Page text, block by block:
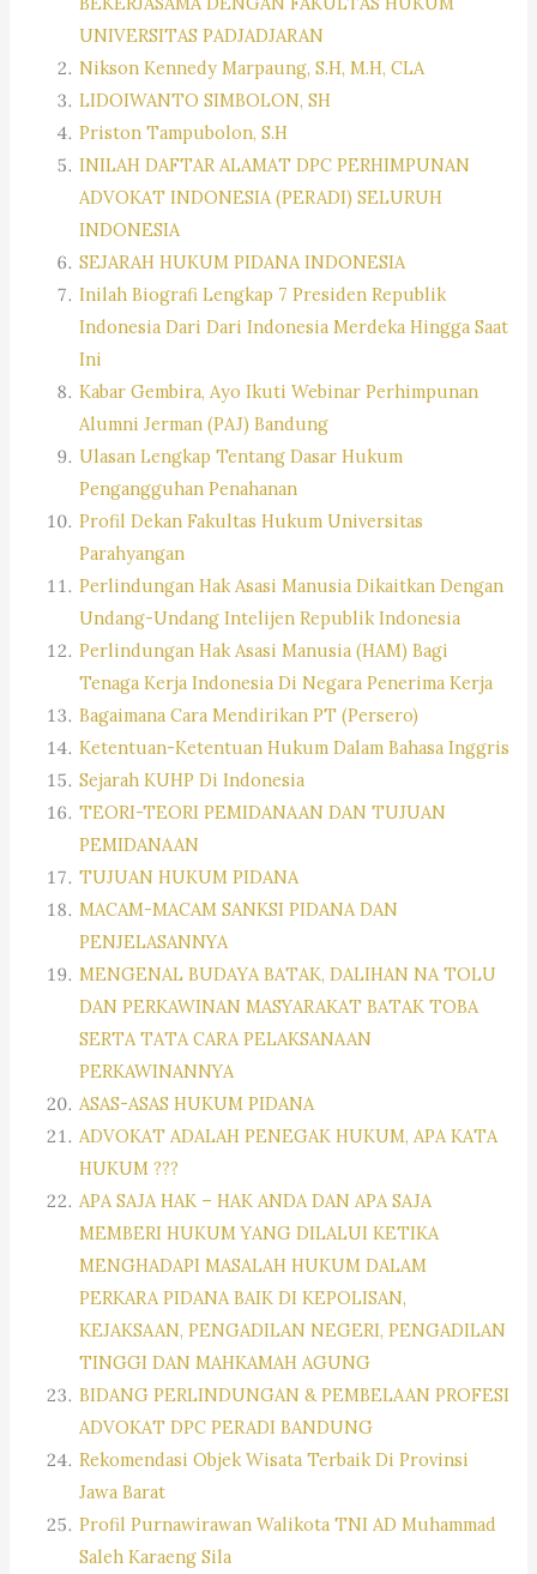
UNIVERSITAS PADJADJARAN
Nikson Kennedy Marpaung, S.H, M.H, CLA
LIDOIWANTO SIMBOLON, SH
Priston Tampubolon, S.H
INILAH DAFTAR ALAMAT DPC PERHIMPUNAN
ADVOKAT INDONESIA (PERADI) SELURUH
INDONESIA
SEJARAH HUKUM PIDANA INDONESIA
Inilah Biografi Lengkap 7 Presiden Republik
Indonesia Dari Dari Indonesia Merdeka Hingga Saat
Ini
Kabar Gembira, Ayo Ikuti Webinar Perhimpunan
Alumni Jerman (PAJ) Bandung
Ulasan Lengkap Tentang Dasar Hukum
Pengangguhan Penahanan
Profil Dekan Fakultas Hukum Universitas
Parahyangan
Perlindungan Hak Asasi Manusia Dikaitkan Dengan
Undang-Undang Intelijen Republik Indonesia
Perlindungan Hak Asasi Manusia (HAM) Bagi
Tenaga Kerja Indonesia Di Negara Penerima Kerja
Bagaimana Cara Mendirikan PT (Persero)
Ketentuan-Ketentuan Hukum Dalam Bahasa Inggris
Sejarah KUHP Di Indonesia
TEORI-TEORI PEMIDANAAN DAN TUJUAN
PEMIDANAAN
TUJUAN HUKUM PIDANA
MACAM-MACAM SANKSI PIDANA DAN
PENJELASANNYA
MENGENAL BUDAYA BATAK, DALIHAN NA TOLU
DAN PERKAWINAN MASYARAKAT BATAK TOBA
SERTA TATA CARA PELAKSANAAN
PERKAWINANNYA
ASAS-ASAS HUKUM PIDANA
ADVOKAT ADALAH PENEGAK HUKUM, APA KATA
HUKUM ???
APA SAJA HAK – HAK ANDA DAN APA SAJA
MEMBERI HUKUM YANG DILALUI KETIKA
MENGHADAPI MASALAH HUKUM DALAM
PERKARA PIDANA BAIK DI KEPOLISAN,
KEJAKSAAN, PENGADILAN NEGERI, PENGADILAN
TINGGI DAN MAHKAMAH AGUNG
BIDANG PERLINDUNGAN & PEMBELAAN PROFESI
ADVOKAT DPC PERADI BANDUNG
Rekomendasi Objek Wisata Terbaik Di Provinsi
Jawa Barat
Profil Purnawirawan Walikota TNI AD Muhammad
Saleh Karaeng Sila